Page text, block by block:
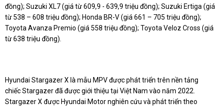
đồng); Suzuki XL7 (giá từ 609,9 - 639,9 triệu đồng); Suzuki Ertiga (giá
từ 538 – 608 triệu đồng); Honda BR-V (giá 661 – 705 triệu đồng);
Toyota Avanza Premio (giá 558 triệu đồng); Toyota Veloz Cross (giá
từ 638 triệu đồng).
Hyundai Stargazer X là mẫu MPV được phát triển trên nền tảng
chiếc Stargazer đã được giới thiệu tại Việt Nam vào năm 2022.
Stargazer X được Hyundai Motor nghiên cứu và phát triển theo